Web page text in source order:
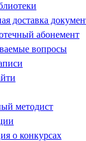
доставка
абонемент
вопросы
методист
о конкурсах